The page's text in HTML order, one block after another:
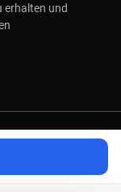
erhalten und
|